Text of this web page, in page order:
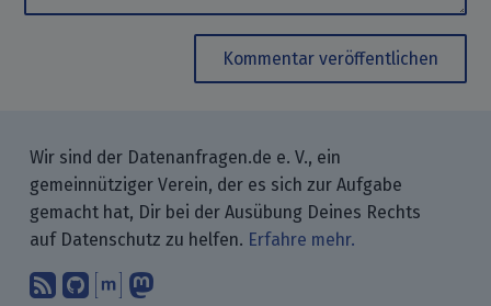
Kommentar veröffentlichen
Wir sind der Datenanfragen.de e. V., ein
gemeinnütziger Verein, der es sich zur Aufgabe
gemacht hat, Dir bei der Ausübung Deines Rechts
auf Datenschutz zu helfen. Erfahre mehr.
Abonniere unsere Blogbeiträge mit
Finde uns bei GitHub.
Unterhalte Dich mit uns über